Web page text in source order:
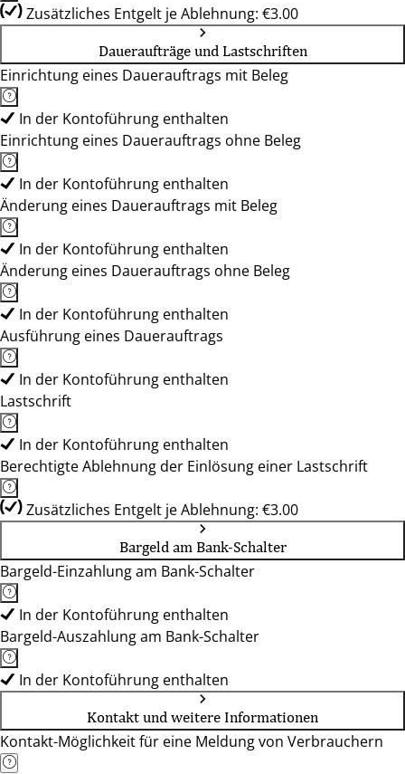
Zusätzliches Entgelt je Ablehnung: €3.00
Daueraufträge und Lastschriften
Einrichtung eines Dauerauftrags mit Beleg
In der Kontoführung enthalten
Einrichtung eines Dauerauftrags ohne Beleg
In der Kontoführung enthalten
Änderung eines Dauerauftrags mit Beleg
In der Kontoführung enthalten
Änderung eines Dauerauftrags ohne Beleg
In der Kontoführung enthalten
Ausführung eines Dauerauftrags
In der Kontoführung enthalten
Lastschrift
In der Kontoführung enthalten
Berechtigte Ablehnung der Einlösung einer Lastschrift
Zusätzliches Entgelt je Ablehnung: €3.00
Bargeld am Bank-Schalter
Bargeld-Einzahlung am Bank-Schalter
In der Kontoführung enthalten
Bargeld-Auszahlung am Bank-Schalter
In der Kontoführung enthalten
Kontakt und weitere Informationen
Kontakt-Möglichkeit für eine Meldung von Verbrauchern